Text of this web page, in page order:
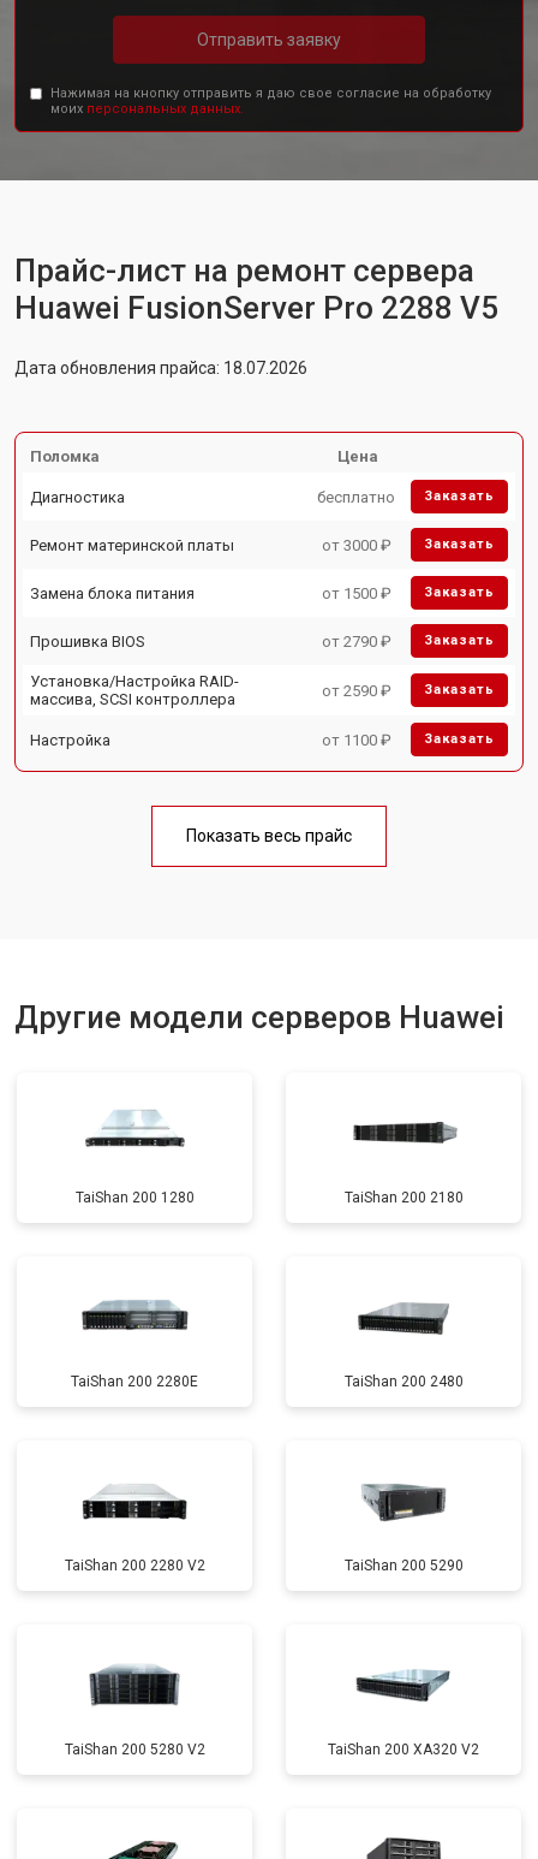
Отправить заявку
Нажимая на кнопку отправить я даю свое согласие на обработку
моих персональных данных.
Прайс-лист на ремонт сервера
Huawei FusionServer Pro 2288 V5
Дата обновления прайса: 18.07.2026
Поломка Цена
Диагностика бесплатно Заказать
Ремонт материнской платы от 3000 ₽ Заказать
Замена блока питания от 1500 ₽ Заказать
Прошивка BIOS от 2790 ₽ Заказать
Установка/Настройка RAID-
массива, SCSI контроллера
от 2590 ₽ Заказать
Настройка от 1100 ₽ Заказать
Показать весь прайс
Другие модели серверов Huawei
TaiShan 200 1280 TaiShan 200 2180
TaiShan 200 2280E TaiShan 200 2480
TaiShan 200 2280 V2 TaiShan 200 5290
TaiShan 200 5280 V2 TaiShan 200 XA320 V2